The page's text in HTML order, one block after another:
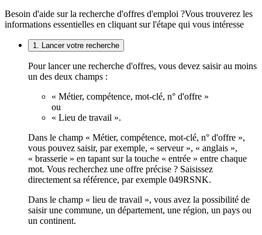
Besoin d'aide sur la recherche d'offres d'emploi ?Vous trouverez les
informations essentielles en cliquant sur l'étape qui vous intéresse
1. Lancer votre recherche
Pour lancer une recherche d'offres, vous devez saisir au moins
un des deux champs :
« Métier, compétence, mot-clé, n° d'offre »
ou
« Lieu de travail ».
Dans le champ « Métier, compétence, mot-clé, n° d'offre »,
vous pouvez saisir, par exemple, « serveur », « anglais »,
« brasserie » en tapant sur la touche « entrée » entre chaque
mot. Vous recherchez une offre précise ? Saisissez
directement sa référence, par exemple 049RSNK.
Dans le champ « lieu de travail », vous avez la possibilité de
saisir une commune, un département, une région, un pays ou
un continent.